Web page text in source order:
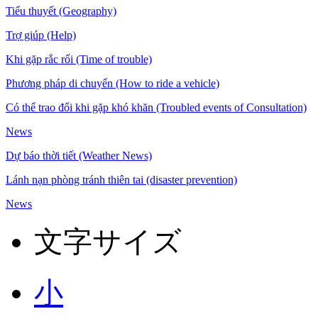
Tiểu thuyết (Geography)
Trợ giúp (Help)
Khi gặp rắc rối (Time of trouble)
Phương pháp di chuyển (How to ride a vehicle)
Có thể trao đổi khi gặp khó khăn (Troubled events of Consultation)
News
Dự báo thời tiết (Weather News)
Lánh nạn phòng tránh thiên tai (disaster prevention)
News
文字サイズ
小